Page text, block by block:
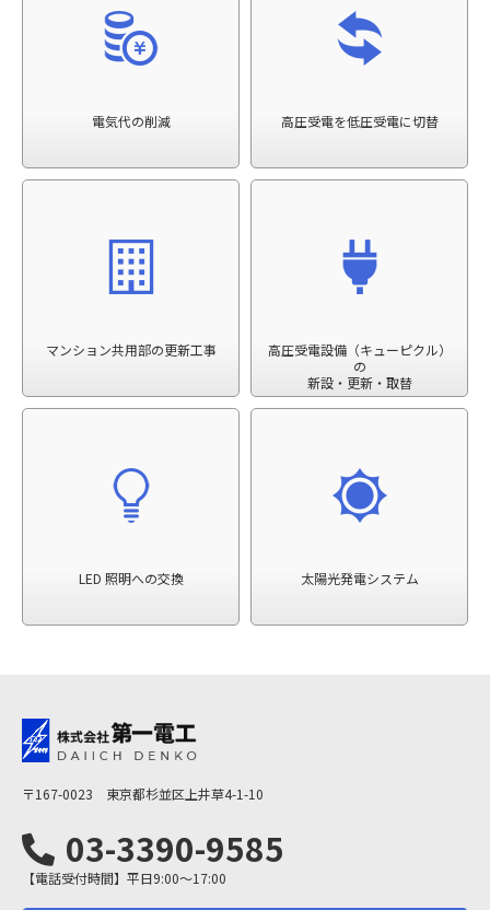
電気代の削減 高圧受電を低圧受電に切替
マンション共用部の更新工事
高圧受電設備（キューピクル）
の
新設・更新・取替
LED 照明への交換 太陽光発電システム
〒167-0023 東京都杉並区上井草4-1-10
03-3390-9585
【電話受付時間】平日9:00～17:00